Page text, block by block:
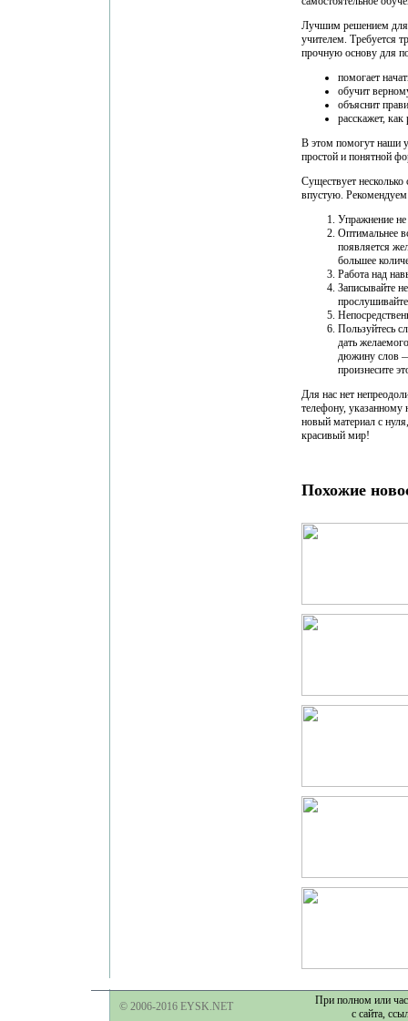
Лучшим решением для
учителем. Требуется
прочную основу для
помогает
обучит
объяснит
расскажет,
В этом помогут наши
простой и понятной
Существует
впустую.
Упражнение не
Оптимальнее
появляется
большее
Работа над
Записывайте
Пользуйтесь
дать
дюжину слов —
произнесите
Для нас нет
телефону,
новый материал с
красивый мир!
Похожие
© 2006-2016 EYSK.NET
При полном или
с сайта,